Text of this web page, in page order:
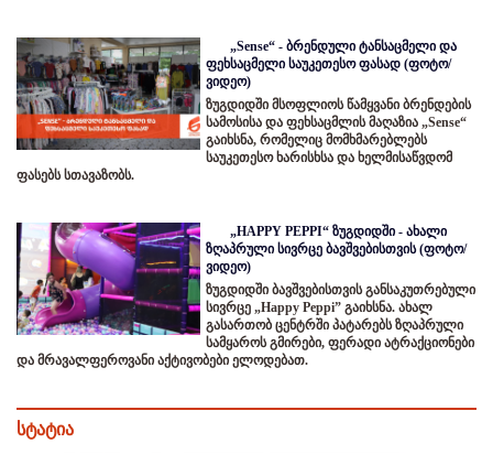
„Sense“ - ბრენდული ტანსაცმელი და
ფეხსაცმელი საუკეთესო ფასად (ფოტო/
ვიდეო)
ზუგდიდში მსოფლიოს წამყვანი ბრენდების
სამოსისა და ფეხსაცმლის მაღაზია „Sense“
გაიხსნა, რომელიც მომხმარებლებს
საუკეთესო ხარისხსა და ხელმისაწვდომ
ფასებს სთავაზობს.
„HAPPY PEPPI“ ზუგდიდში - ახალი
ზღაპრული სივრცე ბავშვებისთვის (ფოტო/
ვიდეო)
ზუგდიდში ბავშვებისთვის განსაკუთრებული
სივრცე „Happy Peppi” გაიხსნა. ახალ
გასართობ ცენტრში პატარებს ზღაპრული
სამყაროს გმირები, ფერადი ატრაქციონები
და მრავალფეროვანი აქტივობები ელოდებათ.
სტატია